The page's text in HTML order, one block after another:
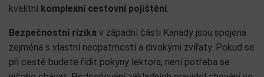
kvalitní komplexní cestovní pojištění.
Bezpečnostní rizika v západní části Kanady jsou spojena
zejména s vlastní neopatrností a divokými zvířaty. Pokud se
při cestě budete řídit pokyny lektora, není potřeba se